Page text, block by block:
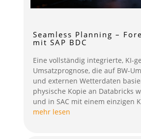
Seamless Planning –
mit SAP BDC
Eine vollständig integrierte, KI-
Umsatzprognose, die auf BW-
und externen Wetterdaten
physische Kopie an Databricks
und in SAC mit einem einzigen
mehr lesen